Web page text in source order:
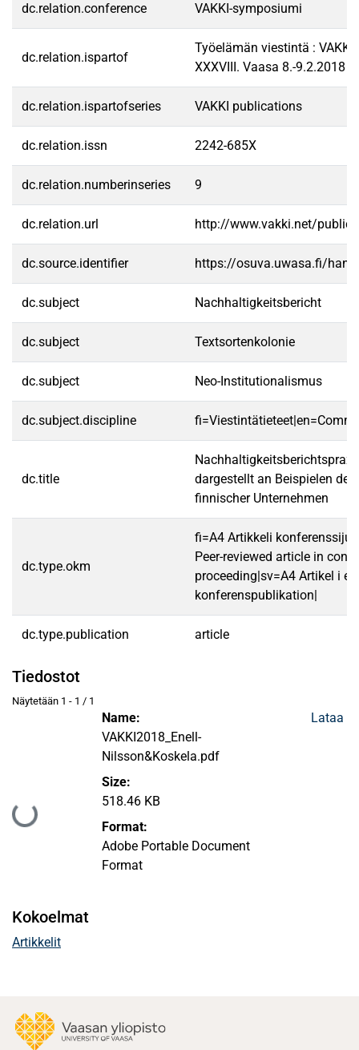
dc.relation.conference VAKKI-symposiumi
dc.relation.ispartof
Työelämän viestintä :
XXXVIII. Vaasa 8.-9.2.2018
dc.relation.ispartofseries VAKKI publications
dc.relation.issn 2242-685X
dc.relation.numberinseries 9
dc.relation.url http://www.vakki.net/
dc.source.identifier https://osuva.uwasa.fi/
dc.subject Nachhaltigkeitsbericht
dc.subject Textsortenkolonie
dc.subject Neo-Institutionalismus
dc.subject.discipline
dc.title
dargestellt an Beispielen
finnischer Unternehmen
dc.type.okm
fi=A4 Artikkeli
Peer-reviewed article in
proceeding|sv=A4 Artikel i en
konferenspublikation|
dc.type.publication article
Tiedostot
Näytetään 1 - 1 / 1
Ladataan...
Name:
VAKKI2018_Enell-
Nilsson&Koskela.pdf
Size:
518.46 KB
Format:
Adobe Portable Document
Format
Lataa
Kokoelmat
Artikkelit